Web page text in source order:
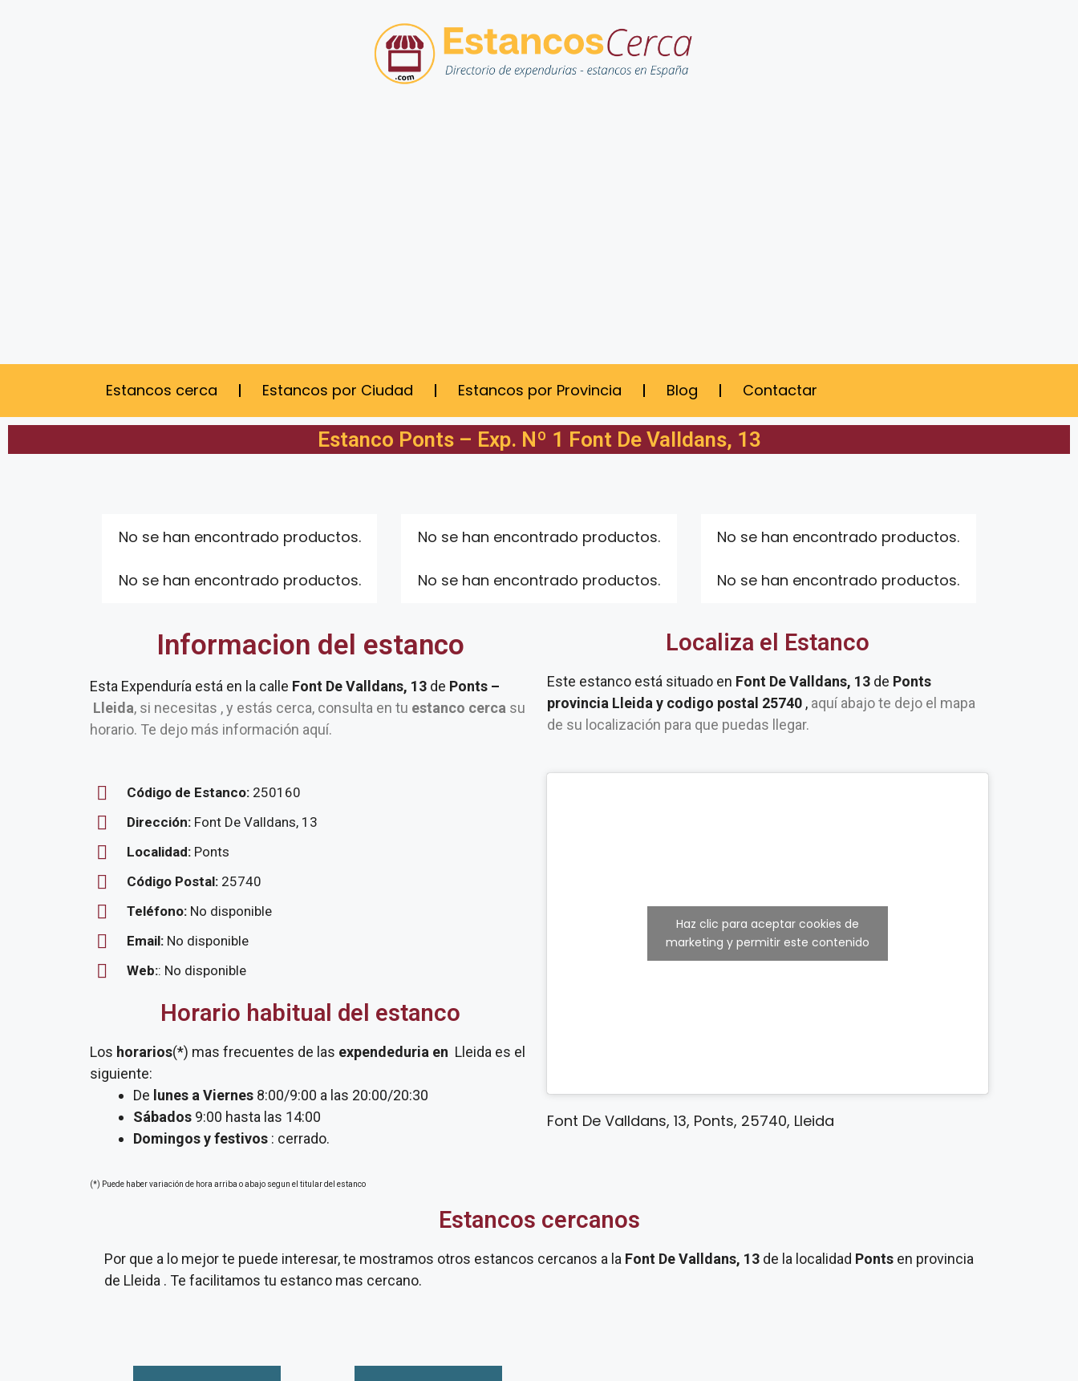
Estancos cerca Estancos por Ciudad Estancos por Provincia Blog Contactar
Estanco Ponts – Exp. Nº 1 Font De Valldans, 13
No se han encontrado productos.
No se han encontrado productos.
No se han encontrado productos.
No se han encontrado productos.
No se han encontrado productos.
No se han encontrado productos.
Informacion del estanco
Esta Expenduría está en la calle Font De Valldans, 13 de Ponts –
Lleida, si necesitas , y estás cerca, consulta en tu estanco cerca su
horario. Te dejo más información aquí.
Código de Estanco: 250160
Dirección: Font De Valldans, 13
Localidad: Ponts
Código Postal: 25740
Teléfono: No disponible
Email: No disponible
Web:: No disponible
Horario habitual del estanco
Los horarios(*) mas frecuentes de las expendeduria en Lleida es el
siguiente:
De lunes a Viernes 8:00/9:00 a las 20:00/20:30
Sábados 9:00 hasta las 14:00
Domingos y festivos : cerrado.
(*) Puede haber variación de hora arriba o abajo segun el titular del estanco
Localiza el Estanco
Este estanco está situado en Font De Valldans, 13 de Ponts
provincia Lleida y codigo postal 25740 , aquí abajo te dejo el mapa
de su localización para que puedas llegar.
Haz clic para aceptar cookies de
marketing y permitir este contenido
Font De Valldans, 13, Ponts, 25740, Lleida
Estancos cercanos
Por que a lo mejor te puede interesar, te mostramos otros estancos cercanos a la Font De Valldans, 13 de la localidad Ponts en provincia
de Lleida . Te facilitamos tu estanco mas cercano.